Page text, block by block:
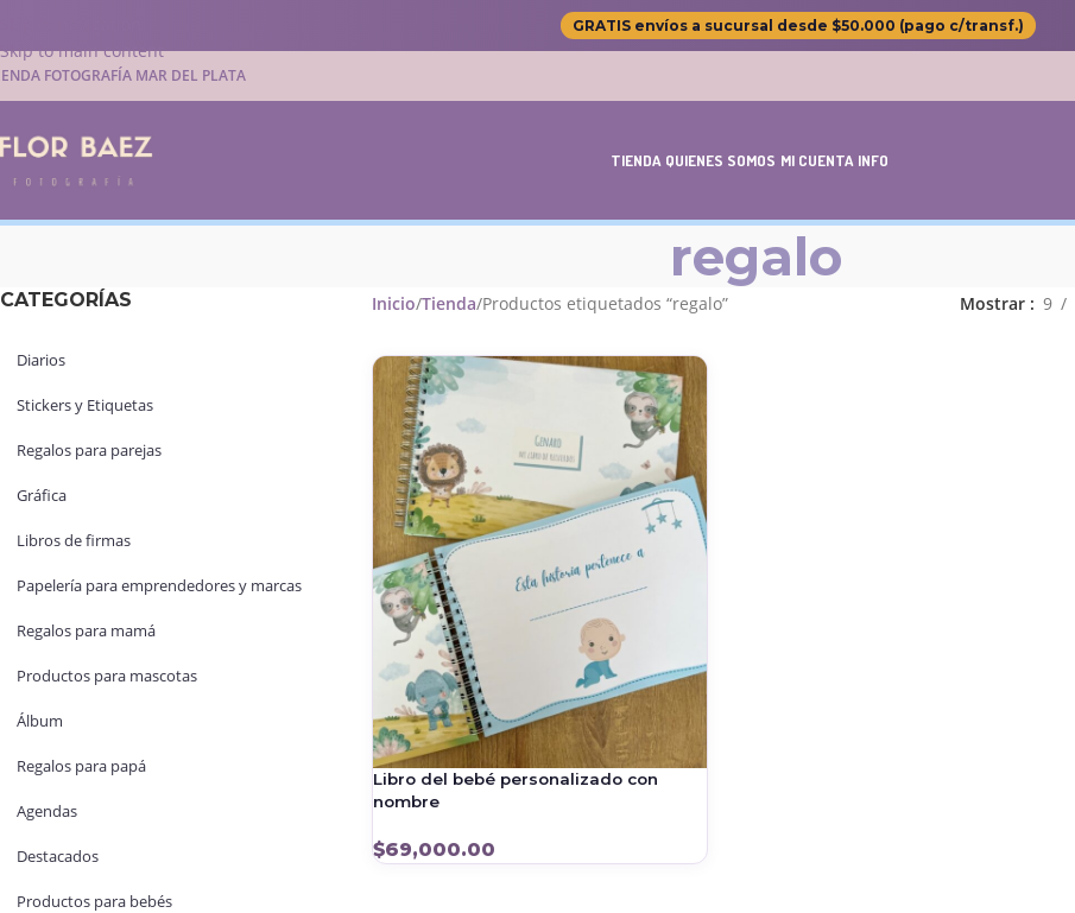
Skip to main content
GRATIS envíos a sucursal desde $50.000 (pago c/transf.)
FOTOGRAFÍA MAR DEL PLATA
TIENDA QUIENES SOMOS MI CUENTA INFO
regalo
CATEGORÍAS
Diarios
Stickers y Etiquetas
Regalos para parejas
Gráfica
Libros de firmas
Papelería para emprendedores y marcas
Regalos para mamá
Productos para mascotas
Álbum
Regalos para papá
Agendas
Destacados
Productos para bebés
Inicio Tienda Productos etiquetados “regalo” Mostrar 9
Libro del bebé personalizado con
nombre
$69,000.00